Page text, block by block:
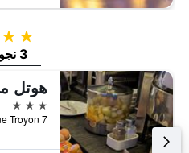
3 نجوم
3 نجوم
3 نجوم
7 Rue Troyon, باريس, فرنسا